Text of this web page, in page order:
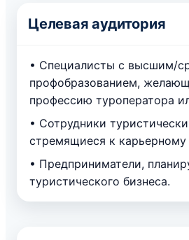
Целевая аудитория
• Специалисты с высшим/
профобразованием,
профессию туроператора
• Сотрудники
стремящиеся к карьерному
• Предприниматели,
туристического бизнеса.